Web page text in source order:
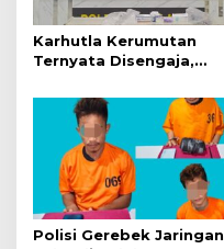
s
Karhutla Kerumutan
Ternyata Disengaja,
Pembakar Lahan
Polisi Gerebek Jaringan